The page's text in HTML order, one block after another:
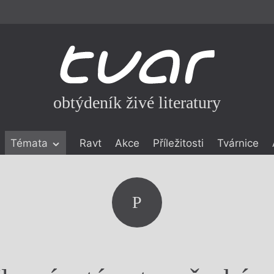
obtýdeník živé literatury
Témata Ravt Akce Příležitosti Tvárnice
P